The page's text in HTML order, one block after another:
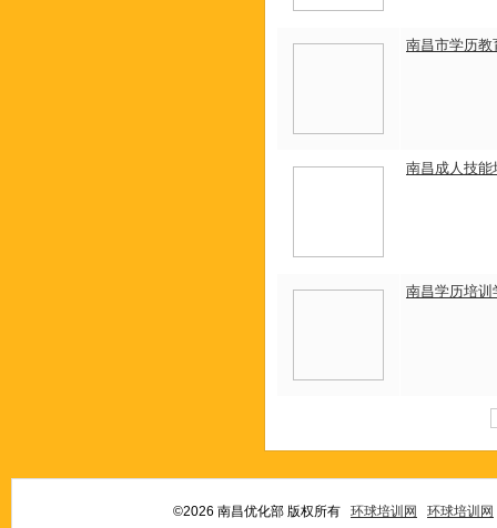
南昌市学历教
南昌成人技能
南昌学历培训
©2026 南昌优化部 版权所有 环球培训网 环球培训网